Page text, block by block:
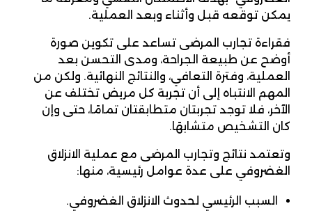
يمكن توقعه قبل وأثناء وبعد العملية.
فقراءة تجارب المرضى تساعد على تكوين صورة
أوضح عن طبيعة الجراحة، ومدى التحسن بعد
العملية، وفترة التعافي، والنتائج النهائية. ولكن من
المهم الانتباه إلى أن تجربة كل مريض تختلف عن
الآخر، فلا توجد تجربتان متطابقتان تمامًا، حتى وإن
كان التشخيص متشابهًا.
وتعتمد نتائج وتجارب المرضى مع عملية الانزلاق
الغضروفي على عدة عوامل رئيسية، منها:
السبب الرئيسي لحدوث الانزلاق الغضروفي.